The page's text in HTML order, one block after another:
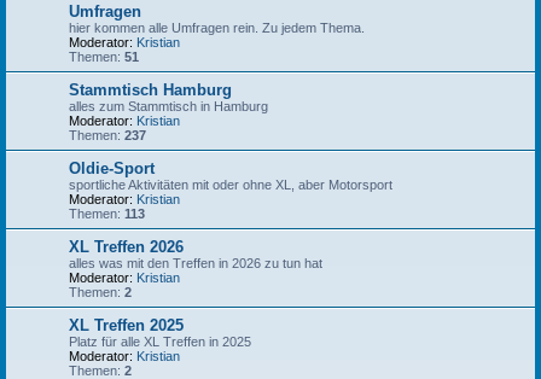
Umfragen
hier kommen alle Umfragen rein. Zu jedem Thema.
Moderator: Kristian
Themen: 51
Stammtisch Hamburg
alles zum Stammtisch in Hamburg
Moderator: Kristian
Themen: 237
Oldie-Sport
sportliche Aktivitäten mit oder ohne XL, aber Motorsport
Moderator: Kristian
Themen: 113
XL Treffen 2026
alles was mit den Treffen in 2026 zu tun hat
Moderator: Kristian
Themen: 2
XL Treffen 2025
Platz für alle XL Treffen in 2025
Moderator: Kristian
Themen: 2